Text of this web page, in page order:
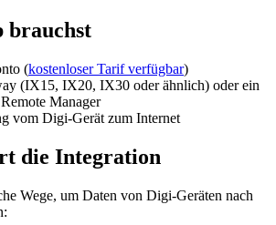
brauchst
(kostenloser Tarif verfügbar)
(IX15, IX20, IX30 oder ähnlich) oder ein
Manager
vom Digi-Gerät zum Internet
die Integration
Wege, um Daten von Digi-Geräten nach